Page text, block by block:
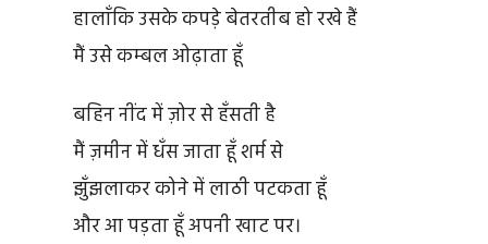
हालाँकि उसके कपड़े बेतरतीब हो रखे हैं
मैं उसे कम्बल ओढ़ाता हूँ
बहिन नींद में ज़ोर से हँसती है
मैं ज़मीन में धँस जाता हूँ शर्म से
झुँझलाकर कोने में लाठी पटकता हूँ
और आ पड़ता हूँ अपनी खाट पर।